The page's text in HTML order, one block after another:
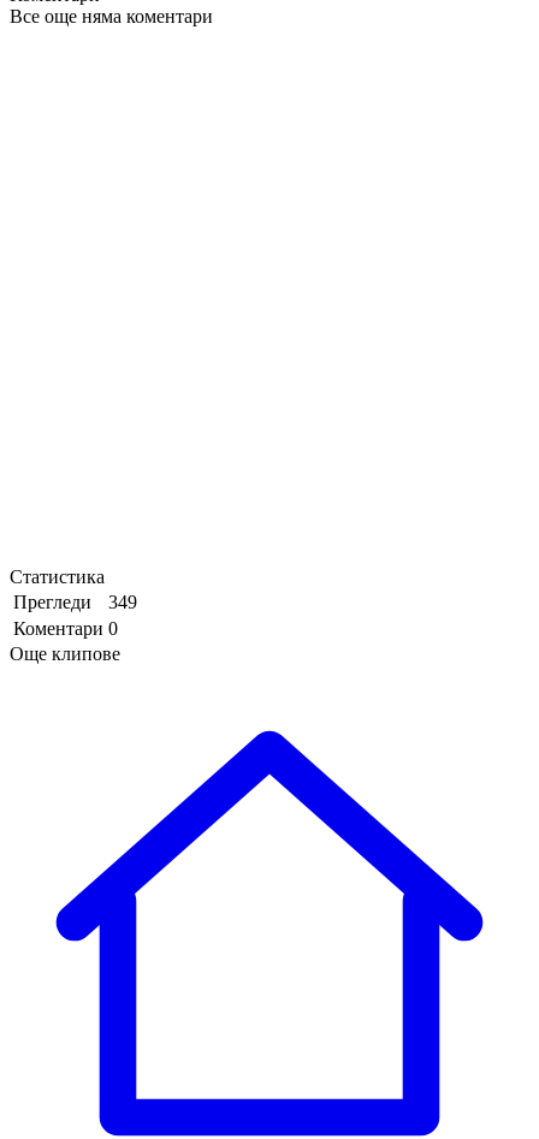
Все още няма коментари
Статистика
Прегледи
349
Коментари 0
Още клипове